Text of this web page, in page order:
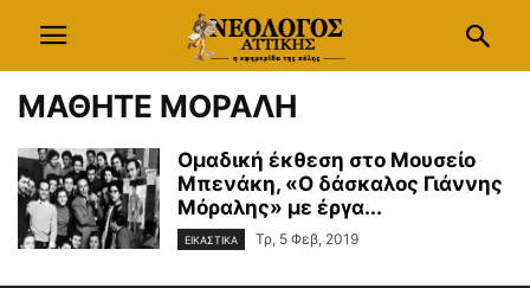
ΜΑΘΗΤΕ ΜΟΡΑΛΗ
Oμαδική έκθεση στο Μουσείο
Μπενάκη, «Ο δάσκαλος Γιάννης
Μόραλης» με έργα...
ΕΙΚΑΣΤΙΚΑ Τρ, 5 Φεβ, 2019